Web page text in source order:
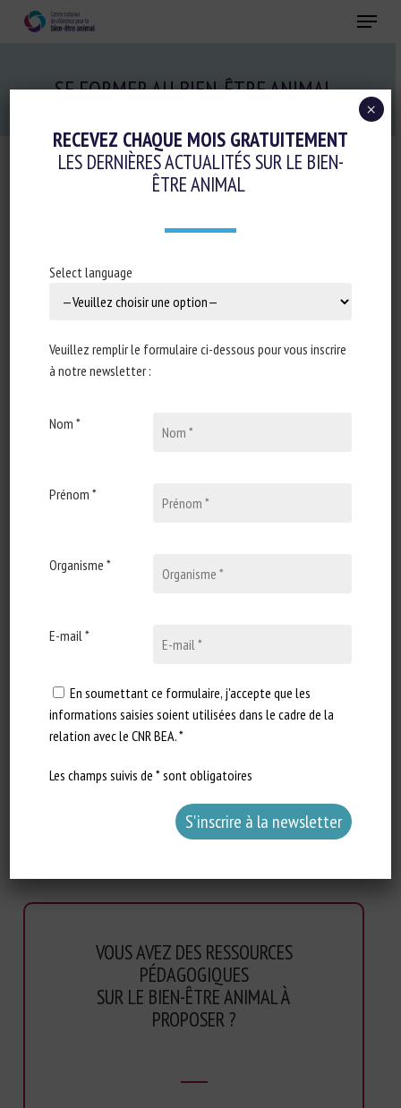
Menu
SE FORMER AU BIEN-ÊTRE ANIMAL
CONCEVOIR DES FORMATIONS EN BIEN-
BESOIN D’AUTO-FORMATION EN BIEN-
ÊTRE ANIMAL ?
retrouvez une grande diversité de ressources sur
la plateforme créée par le CNR BEA.
Les documents présents sur la plateforme
Il met à disposition des ressources utiles pour des formations d’un
point de vue pédagogique.
VOUS AVEZ DES RESSOURCES
PÉDAGOGIQUES
SUR LE BIEN-ÊTRE ANIMAL À
PROPOSER ?
RECEVEZ CHAQUE MOIS GRATUITEMENT
LES DERNIÈRES ACTUALITÉS SUR LE BIEN-
ÊTRE ANIMAL
Select language
Veuillez remplir le formulaire ci-dessous pour vous inscrire
à notre newsletter :
Nom *
Prénom *
Organisme *
E-mail *
En soumettant ce formulaire, j'accepte que les
informations saisies soient utilisées dans le cadre de la
relation avec le CNR BEA. *
Les champs suivis de * sont obligatoires
×